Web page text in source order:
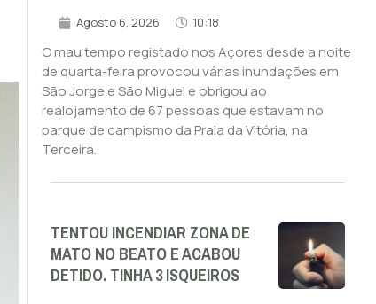
Agosto 6, 2026 10:18
O mau tempo registado nos Açores desde a noite
de quarta-feira provocou várias inundações em
São Jorge e São Miguel e obrigou ao
realojamento de 67 pessoas que estavam no
parque de campismo da Praia da Vitória, na
Terceira.
TENTOU INCENDIAR ZONA DE
MATO NO BEATO E ACABOU
DETIDO. TINHA 3 ISQUEIROS